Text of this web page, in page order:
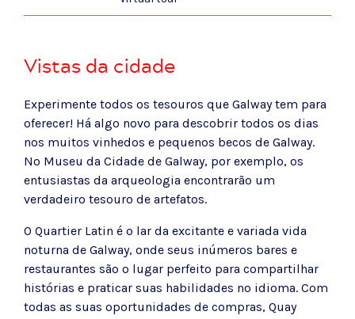
Vistas da cidade
Experimente todos os tesouros que Galway tem para
oferecer! Há algo novo para descobrir todos os dias
nos muitos vinhedos e pequenos becos de Galway.
No Museu da Cidade de Galway, por exemplo, os
entusiastas da arqueologia encontrarão um
verdadeiro tesouro de artefatos.
O Quartier Latin é o lar da excitante e variada vida
noturna de Galway, onde seus inúmeros bares e
restaurantes são o lugar perfeito para compartilhar
histórias e praticar suas habilidades no idioma. Com
todas as suas oportunidades de compras, Quay